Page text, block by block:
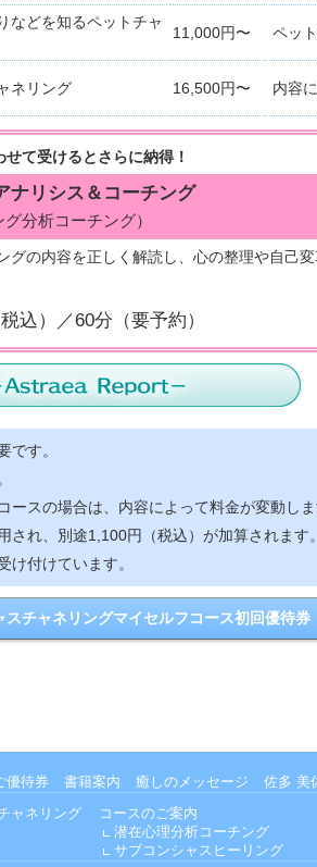
などを知るペットチャ
11,000円〜 ペッ
ネリング 16,500円〜 内容
て受けるとさらに納得！
ナリシス＆コーチング
グ分析コーチング）
の内容を正しく解読し、心の整理や自己
込）／60分（要予約）
です。
スの場合は、内容によって料金が変動しま
れ、別途1,100円（税込）が加算されます。
け付けています。
チャネリングマイセルフコース初回優待券
優待券 書籍案内 癒しのメッセージ 佐多 美
ャネリング
コースのご案内
潜在心理分析コーチング
サブコンシャスヒーリング